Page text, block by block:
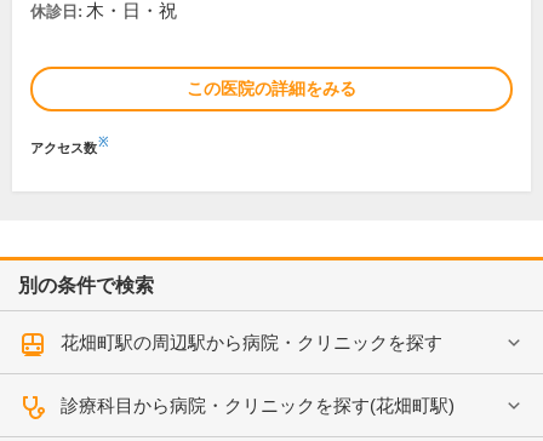
休診日: 木・日・祝
この医院の詳細をみる
アクセス数※
別の条件で検索
花畑町駅の周辺駅から病院・クリニックを探す
診療科目から病院・クリニックを探す(花畑町駅)